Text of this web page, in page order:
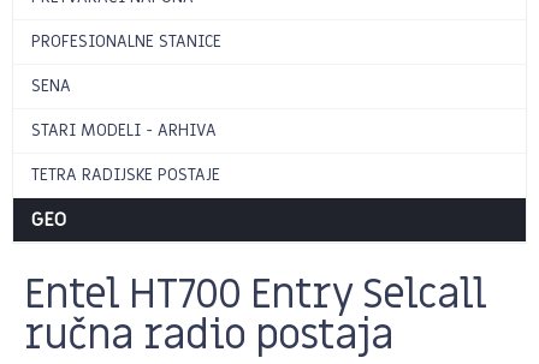
PROFESIONALNE STANICE
SENA
STARI MODELI - ARHIVA
TETRA RADIJSKE POSTAJE
GEO
Entel HT700 Entry Selcall
ručna radio postaja